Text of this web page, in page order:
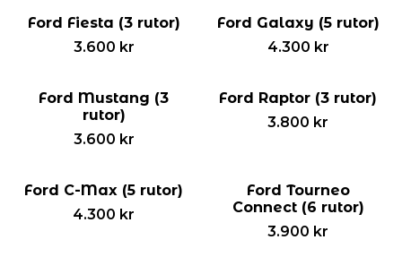
Ford Fiesta (3 rutor)
3.600 kr
Ford Galaxy (5 rutor)
4.300 kr
Ford Mustang (3
rutor)
3.600 kr
Ford Raptor (3 rutor)
3.800 kr
Ford C-Max (5 rutor)
4.300 kr
Ford Tourneo
Connect (6 rutor)
3.900 kr